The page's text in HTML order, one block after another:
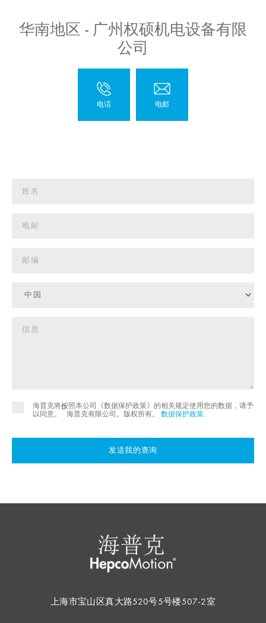
华南地区 - 广州权硕机电设备有限
公司
海普克将按照本公司《数据保护政策》的相关规定使用您的数据，请予
以同意。
©
海普克有限公司。版权所有。 数据保护政策
发送我的查询
上海市宝山区真大路520号5号楼507-2室